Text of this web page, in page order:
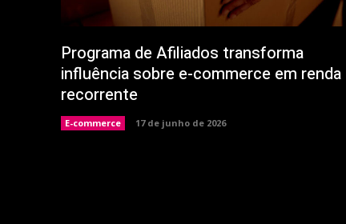
Programa de Afiliados transforma
influência sobre e-commerce em renda
recorrente
E-commerce 17 de junho de 2026